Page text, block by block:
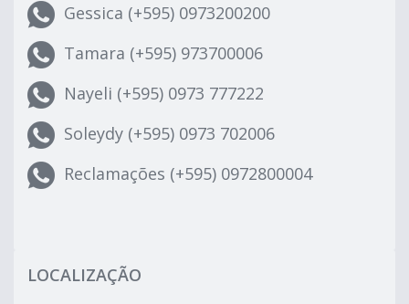
Gessica (+595) 0973200200
Tamara (+595) 973700006
Nayeli (+595) 0973 777222
Soleydy (+595) 0973 702006
Reclamações (+595) 0972800004
LOCALIZAÇÃO